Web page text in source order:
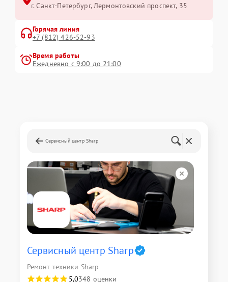
г. Санкт-Петербург, Лермонтовский проспект, 35
Горячая линия
+7 (812) 426-52-93
Время работы
Ежедневно с 9:00 до 21:00
Сервисный центр Sharp
Сервисный центр Sharp
Ремонт техники Sharp
5,0348 оценки